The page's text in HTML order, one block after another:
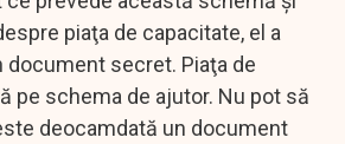
piaţa de capacitate, el a
document secret. Piaţa de
pe schema de ajutor. Nu pot să
deocamdată un document